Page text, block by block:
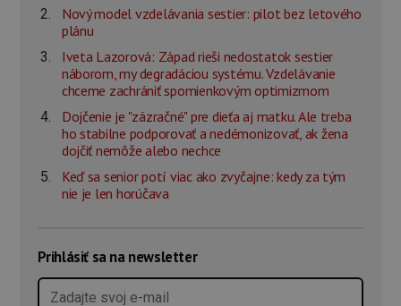
Nový model vzdelávania sestier: pilot bez letového
plánu
Iveta Lazorová: Západ rieši nedostatok sestier
náborom, my degradáciou systému. Vzdelávanie
chceme zachrániť spomienkovým optimizmom
Dojčenie je "zázračné" pre dieťa aj matku. Ale treba
ho stabilne podporovať a nedémonizovať, ak žena
dojčiť nemôže alebo nechce
Keď sa senior potí viac ako zvyčajne: kedy za tým
nie je len horúčava
Prihlásiť sa na newsletter